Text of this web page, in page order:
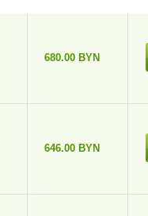
680.00 BYN
646.00 BYN